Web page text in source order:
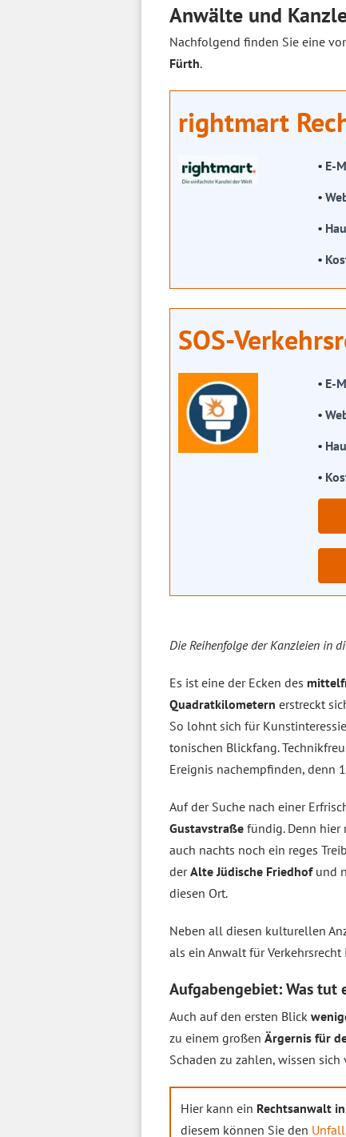
Anwälte und
Nachfolgend finden Sie eine
Fürth.
rightmart
E-
SOS-
E-
Die Reihenfolge der Kanzleien in
Es ist eine der Ecken des
Quadrat­kilometern erstreckt
So lohnt sich für
tonischen Blickfang.
Ereignis nachempfinden, denn
Auf der Suche nach einer
Gustavstraße fündig. Denn hier
auch nachts noch ein reges
derAlte Jüdische Friedhofund
diesen Ort.
Neben all diesen kulturellen
als ein Anwalt für
Aufgabengebiet: Was tut
Auch auf den ersten Blick
zu einem großen Ärgernis für
Schaden zu zahlen, wissen
Hier kann ein Rechtsanwalt
diesem können Sie den